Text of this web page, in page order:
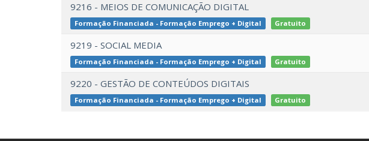
9216 - MEIOS DE COMUNICAÇÃO DIGITAL
Formação Financiada - Formação Emprego + Digital Gratuito
9219 - SOCIAL MEDIA
Formação Financiada - Formação Emprego + Digital Gratuito
9220 - GESTÃO DE CONTEÚDOS DIGITAIS
Formação Financiada - Formação Emprego + Digital Gratuito